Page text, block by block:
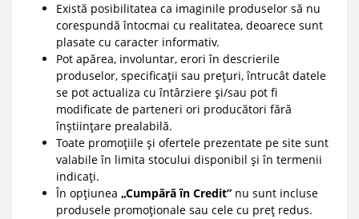
Există posibilitatea ca imaginile produselor să nu
corespundă întocmai cu realitatea, deoarece sunt
plasate cu caracter informativ.
Pot apărea, involuntar, erori în descrierile
produselor, specificații sau prețuri, întrucât datele
se pot actualiza cu întârziere și/sau pot fi
modificate de parteneri ori producători fără
înștiințare prealabilă.
Toate promoțiile și ofertele prezentate pe site sunt
valabile în limita stocului disponibil și în termenii
indicați.
În opțiunea „Cumpără în Credit” nu sunt incluse
produsele promoționale sau cele cu preț redus.